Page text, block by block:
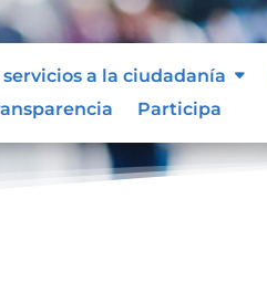
a la ciudadanía
Participa